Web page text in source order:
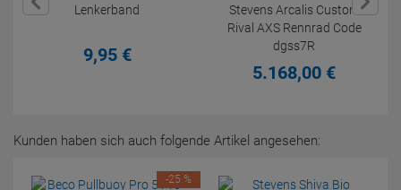
Lenkerband
9,95 €
Stevens Arcalis Custom
Rival AXS Rennrad Code
dgss7R
5.168,00 €
Kunden haben sich auch folgende Artikel angesehen:
-25 %